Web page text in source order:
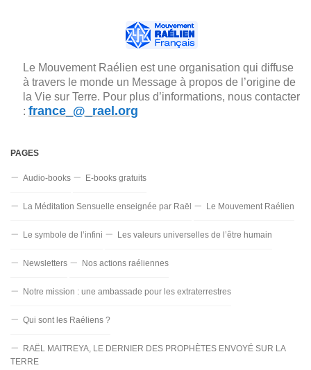
Le Mouvement Raélien est une organisation qui diffuse
à travers le monde un Message à propos de l’origine de
la Vie sur Terre. Pour plus d’informations, nous contacter
: france_@_rael.org
PAGES
Audio-books E-books gratuits
La Méditation Sensuelle enseignée par Raël Le Mouvement Raélien
Le symbole de l’infini Les valeurs universelles de l’être humain
Newsletters Nos actions raéliennes
Notre mission : une ambassade pour les extraterrestres
Qui sont les Raéliens ?
RAËL MAITREYA, LE DERNIER DES PROPHÈTES ENVOYÉ SUR LA
TERRE